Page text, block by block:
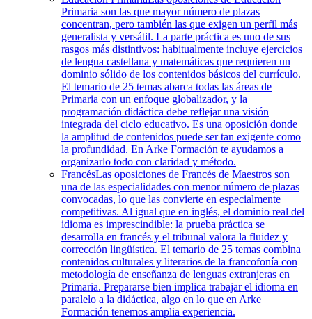
Primaria son las que mayor número de plazas
concentran, pero también las que exigen un perfil más
generalista y versátil. La parte práctica es uno de sus
rasgos más distintivos: habitualmente incluye ejercicios
de lengua castellana y matemáticas que requieren un
dominio sólido de los contenidos básicos del currículo.
El temario de 25 temas abarca todas las áreas de
Primaria con un enfoque globalizador, y la
programación didáctica debe reflejar una visión
integrada del ciclo educativo. Es una oposición donde
la amplitud de contenidos puede ser tan exigente como
la profundidad. En Arke Formación te ayudamos a
organizarlo todo con claridad y método.
FrancésLas oposiciones de Francés de Maestros son
una de las especialidades con menor número de plazas
convocadas, lo que las convierte en especialmente
competitivas. Al igual que en inglés, el dominio real del
idioma es imprescindible: la prueba práctica se
desarrolla en francés y el tribunal valora la fluidez y
corrección lingüística. El temario de 25 temas combina
contenidos culturales y literarios de la francofonía con
metodología de enseñanza de lenguas extranjeras en
Primaria. Prepararse bien implica trabajar el idioma en
paralelo a la didáctica, algo en lo que en Arke
Formación tenemos amplia experiencia.